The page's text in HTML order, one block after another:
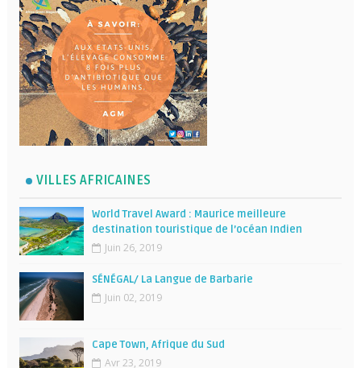
VILLES AFRICAINES
World Travel Award : Maurice meilleure
destination touristique de l’océan Indien
Juin 26, 2019
SÉNÉGAL/ La Langue de Barbarie
Juin 02, 2019
Cape Town, Afrique du Sud
Avr 23, 2019